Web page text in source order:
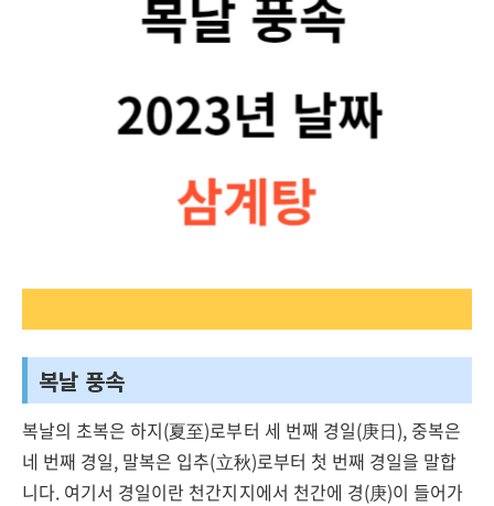
복날 풍속
복날의 초복은 하지(夏至)로부터 세 번째 경일(庚日), 중복은
네 번째 경일, 말복은 입추(立秋)로부터 첫 번째 경일을 말합
니다. 여기서 경일이란 천간지지에서 천간에 경(庚)이 들어가